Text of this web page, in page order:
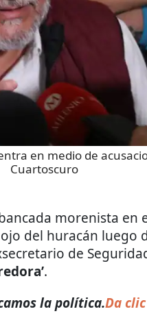
en medio de
Cuartoscuro
morenista en
del huracán luego
de
.
la política.Da